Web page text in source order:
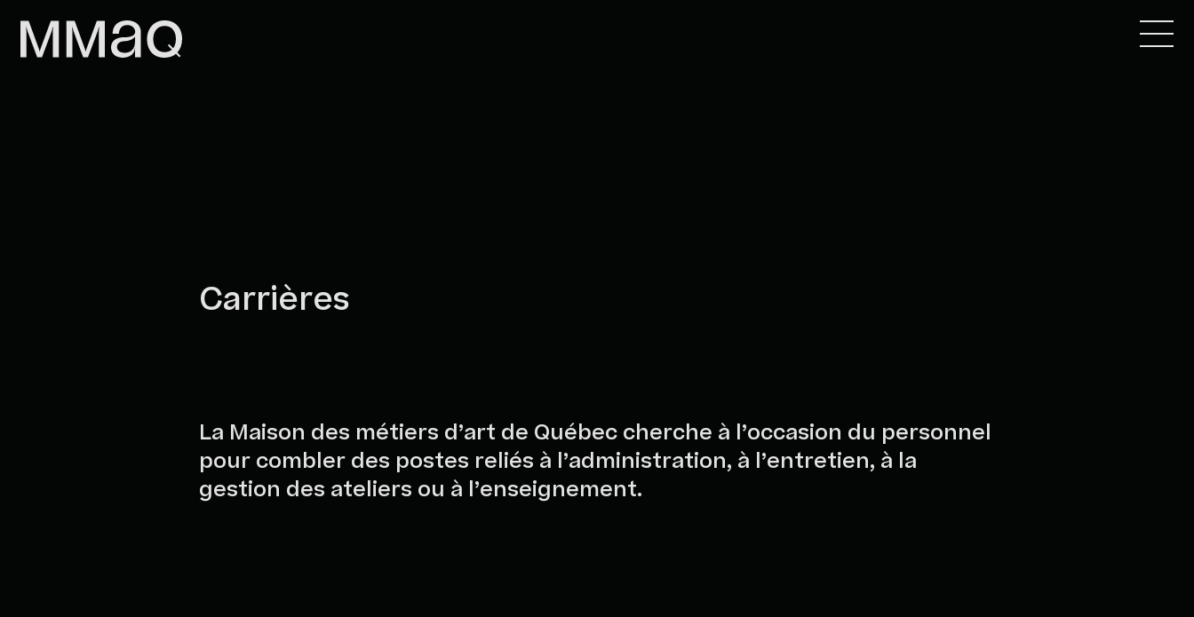
Aller au contenu
Maison des métiers d&#039;art de Québec
Carrières
La Maison des métiers d’art de Québec cherche à l’occasion du personnel
pour combler des postes reliés à l’administration, à l’entretien, à la
gestion des ateliers ou à l’enseignement.